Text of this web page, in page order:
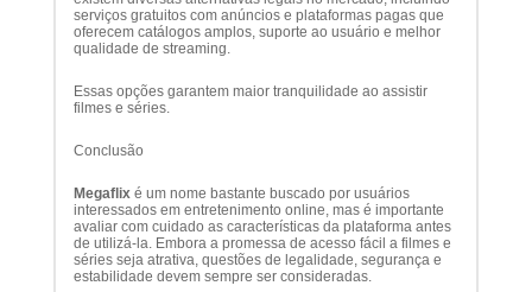
serviços gratuitos com anúncios e plataformas pagas que
oferecem catálogos amplos, suporte ao usuário e melhor
qualidade de streaming.
Essas opções garantem maior tranquilidade ao assistir
filmes e séries.
Conclusão
Megaflixé um nome bastante buscado por usuários
interessados em entretenimento online, mas é importante
avaliar com cuidado as características da plataforma antes
de utilizá-la. Embora a promessa de acesso fácil a filmes e
séries seja atrativa, questões de legalidade, segurança e
estabilidade devem sempre ser consideradas.